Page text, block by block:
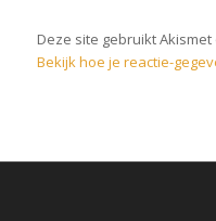
Deze site gebruikt
Bekijk hoe je reactie-